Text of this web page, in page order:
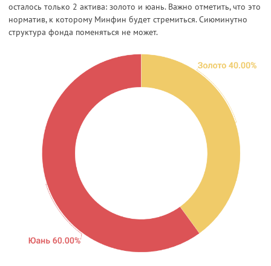
осталось только 2 актива: золото и юань. Важно отметить, что это
норматив, к которому Минфин будет стремиться. Сиюминутно
структура фонда поменяться не может.